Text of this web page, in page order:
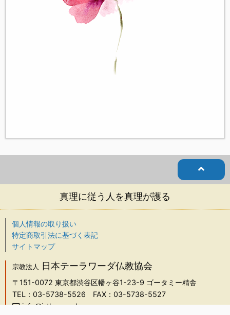
真理に従う人を真理が護る
個人情報の取り扱い
特定商取引法に基づく表記
サイトマップ
宗教法人 日本テーラワーダ仏教協会
〒151-0072 東京都渋谷区幡ヶ谷1-23-9 ゴータミー精舎
TEL：03-5738-5526 FAX：03-5738-5527
info@j-theravada.com